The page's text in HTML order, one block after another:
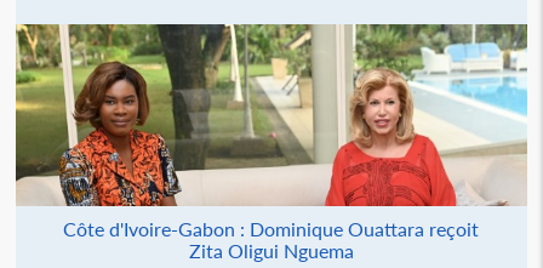
Côte d'Ivoire-Gabon : Dominique Ouattara reçoit
Zita Oligui Nguema